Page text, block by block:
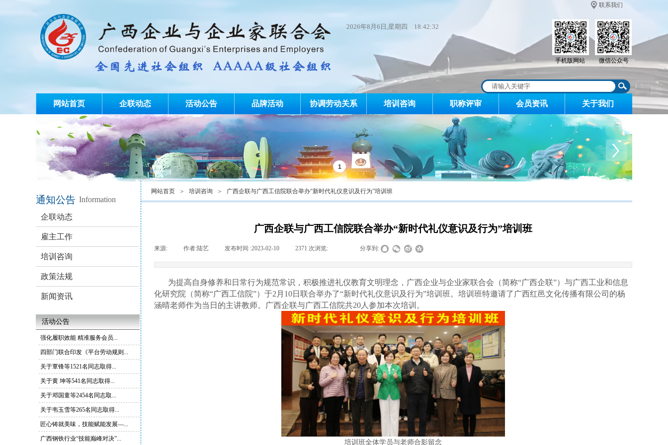
联系我们
微信公众号
手机版网站
网站首页 企联动态 活动公告 品牌活动 协调劳动关系 培训咨询 职称评审 会员资讯 关于我们
2026年8 月 6 日 ,星期四 18:42:32
网站首页 ＞ 培训咨询 ＞ 广西企联与广西工信院联合举办“新时代礼仪意识及行为”培训班
通知公告 Information
企联动态
雇主工作
培训咨询
政策法规
新闻资讯
广西企联与广西工信院联合举办“新时代礼仪意识及行为”培训班
来源: 作者:陆艺 发布时间 :2023-02-10 2371 次浏览: 分享到:
为提高自身修养和日常行为规范常识，积极推进礼仪教育文明理念，广西企业与企业家联合会（简称“广西企联”）与广西工业和信息
化研究院（简称“广西工信院”）于2月10日联合举办了“新时代礼仪意识及行为”培训班。培训班特邀请了广西红邑文化传播有限公司的杨
涵晴老师作为当日的主讲教师。广西企联与广西工信院共20人参加本次培训。
培训班全体学员与老师合影留念
活动公告
强化履职效能 精准服务会员...
四部门联合印发《平台劳动规则...
关于覃锋等1521名同志取得...
关于黄 坤等541名同志取得...
关于邓国童等2454名同志取...
关于韦玉雪等265名同志取得...
匠心铸就美味，技能赋能发展—...
广西钢铁行业“技能巅峰对决”...